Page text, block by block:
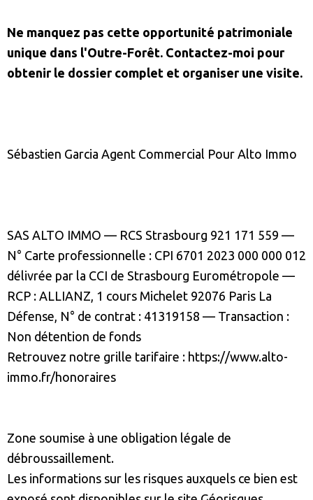
Ne manquez pas cette opportunité patrimoniale
unique dans l'Outre-Forêt. Contactez-moi pour
obtenir le dossier complet et organiser une visite.
Sébastien Garcia Agent Commercial Pour Alto Immo
SAS ALTO IMMO — RCS Strasbourg 921 171 559 —
N° Carte professionnelle : CPI 6701 2023 000 000 012
délivrée par la CCI de Strasbourg Eurométropole —
RCP : ALLIANZ, 1 cours Michelet 92076 Paris La
Défense, N° de contrat : 41319158 — Transaction :
Non détention de fonds
Retrouvez notre grille tarifaire : https://www.alto-
immo.fr/honoraires
Zone soumise à une obligation légale de
débroussaillement.
Les informations sur les risques auxquels ce bien est